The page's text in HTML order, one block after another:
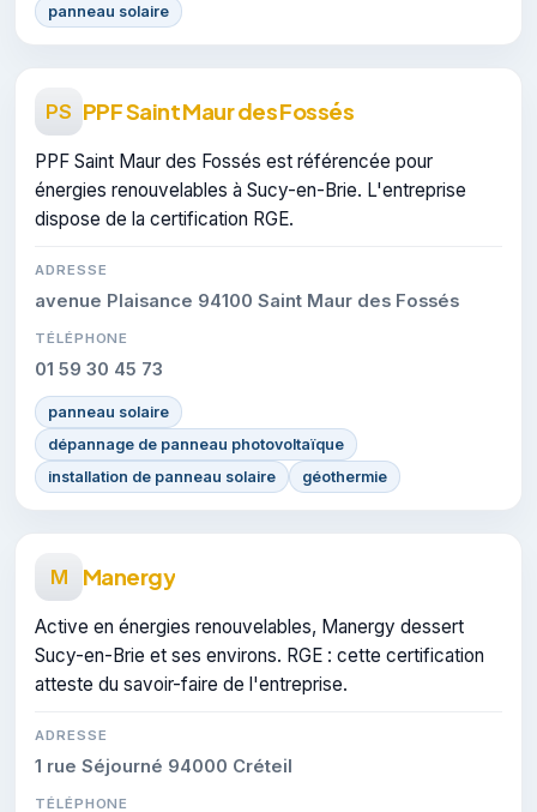
panneau solaire
PS PPF Saint Maur des Fossés
PPF Saint Maur des Fossés est référencée pour
énergies renouvelables à Sucy-en-Brie. L'entreprise
dispose de la certification RGE.
ADRESSE
avenue Plaisance 94100 Saint Maur des Fossés
TÉLÉPHONE
01 59 30 45 73
panneau solaire
dépannage de panneau photovoltaïque
installation de panneau solaire
géothermie
M Manergy
Active en énergies renouvelables, Manergy dessert
Sucy-en-Brie et ses environs. RGE : cette certification
atteste du savoir-faire de l'entreprise.
ADRESSE
1 rue Séjourné 94000 Créteil
TÉLÉPHONE